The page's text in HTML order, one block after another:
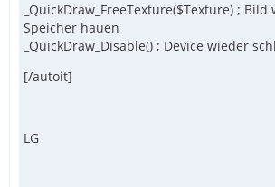
_QuickDraw_FreeTexture($Texture) ;
Speicher hauen
_QuickDraw_Disable() ; Device wieder
[/autoit]
LG